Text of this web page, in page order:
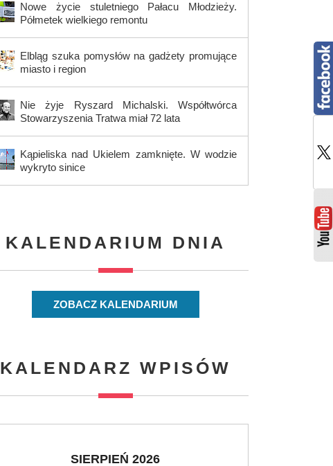
Nowe życie stuletniego Pałacu Młodzieży.
Półmetek wielkiego remontu
Elbląg szuka pomysłów na gadżety promujące
miasto i region
Nie żyje Ryszard Michalski. Współtwórca
Stowarzyszenia Tratwa miał 72 lata
Kąpieliska nad Ukielem zamknięte. W wodzie
wykryto sinice
KALENDARIUM DNIA
ZOBACZ KALENDARIUM
KALENDARZ WPISÓW
SIERPIEŃ 2026